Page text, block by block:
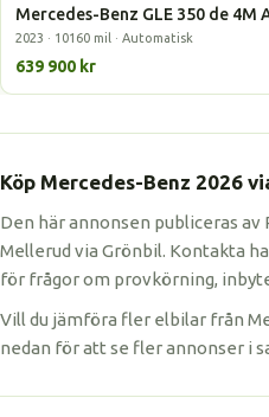
Mercedes-Benz GLE 350 de
2023 · 10160 mil · Automatisk
639 900 kr
Köp Mercedes-Benz 2026
Den här annonsen publiceras av
Mellerud via Grönbil. Kontakta
för frågor om provkörning,
Vill du jämföra fler elbilar från
nedan för att se fler annonser i